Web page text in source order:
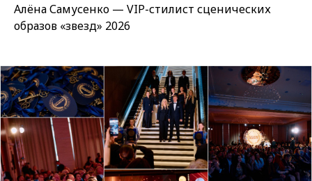
Алёна Самусенко — VIP-стилист сценических
образов «звезд» 2026